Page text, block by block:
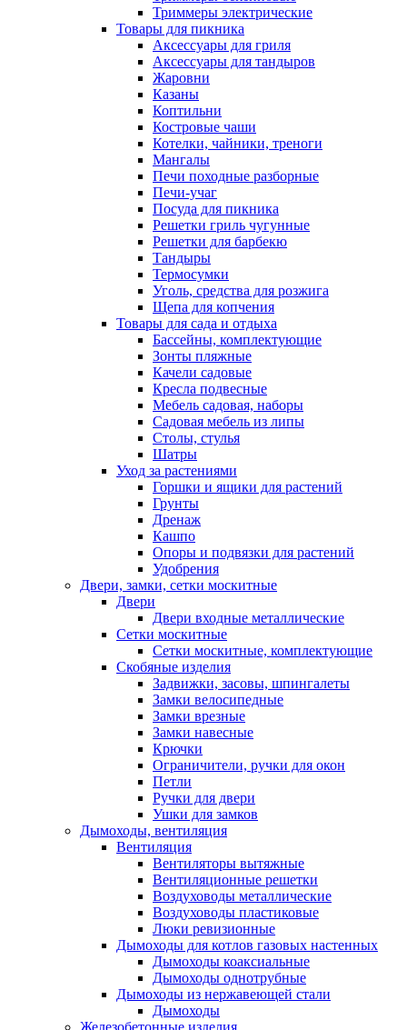
Триммеры электрические
Товары для пикника
Аксессуары для гриля
Аксессуары для тандыров
Жаровни
Казаны
Коптильни
Костровые чаши
Котелки, чайники, треноги
Мангалы
Печи походные разборные
Печи-учаг
Посуда для пикника
Решетки гриль чугунные
Решетки для барбекю
Тандыры
Термосумки
Уголь, средства для розжига
Щепа для копчения
Товары для сада и отдыха
Бассейны, комплектующие
Зонты пляжные
Качели садовые
Кресла подвесные
Мебель садовая, наборы
Садовая мебель из липы
Столы, стулья
Шатры
Уход за растениями
Горшки и ящики для растений
Грунты
Дренаж
Кашпо
Опоры и подвязки для растений
Удобрения
Двери, замки, сетки москитные
Двери
Двери входные металлические
Сетки москитные
Сетки москитные, комплектующие
Скобяные изделия
Задвижки, засовы, шпингалеты
Замки велосипедные
Замки врезные
Замки навесные
Крючки
Ограничители, ручки для окон
Петли
Ручки для двери
Ушки для замков
Дымоходы, вентиляция
Вентиляция
Вентиляторы вытяжные
Вентиляционные решетки
Воздуховоды металлические
Воздуховоды пластиковые
Люки ревизионные
Дымоходы для котлов газовых настенных
Дымоходы коаксиальные
Дымоходы однотрубные
Дымоходы из нержавеющей стали
Дымоходы
Железобетонные изделия